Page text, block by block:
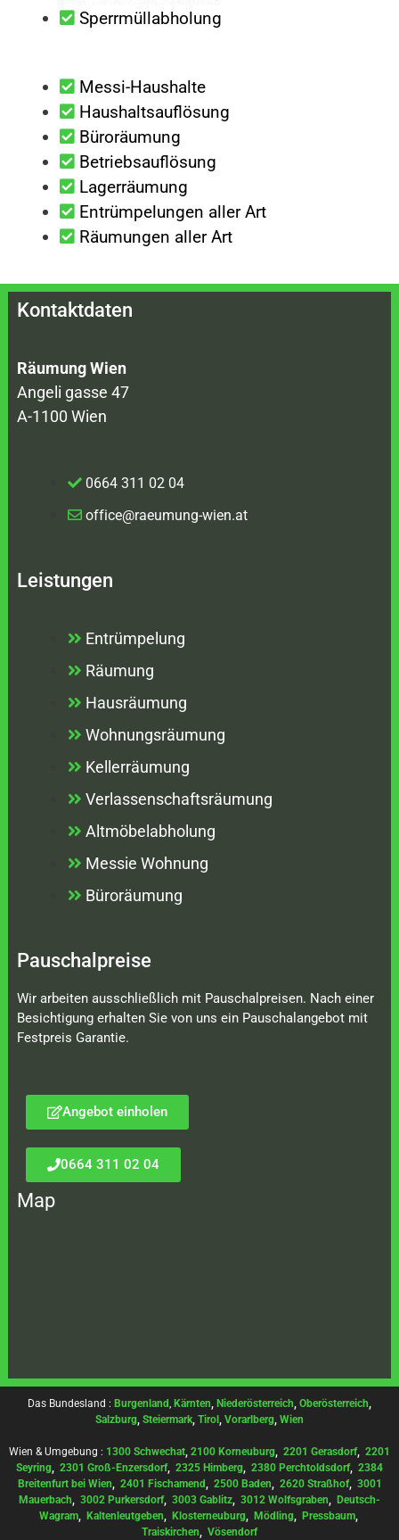
Sperrmüllabholung
Messi-Haushalte
Haushaltsauflösung
Büroräumung
Betriebsauflösung
Lagerräumung
Entrümpelungen aller Art
Räumungen aller Art
Kontaktdaten
Räumung Wien
Angeli gasse 47
A-1100 Wien
0664 311 02 04
office@raeumung-wien.at
Leistungen
Entrümpelung
Räumung
Hausräumung
Wohnungsräumung
Kellerräumung
Verlassenschaftsräumung
Altmöbelabholung
Messie Wohnung
Büroräumung
Pauschalpreise
Wir arbeiten ausschließlich mit Pauschalpreisen. Nach einer
Besichtigung erhalten Sie von uns ein Pauschalangebot mit
Festpreis Garantie.
Angebot einholen
0664 311 02 04
Map
Das Bundesland : Burgenland Kärnten Niederösterreich Oberösterreich
Salzburg Steiermark Tirol Vorarlberg Wien
Wien & Umgebung : 1300 Schwechat 2100 Korneuburg 2201 Gerasdorf, 2201
Seyring
2301 Groß-Enzersdorf, 2325 Himberg 2380 Perchtoldsdorf, 2384
Breitenfurt bei Wien
2401 Fischamend 2500 Baden 2620 Straßhof, 3001
Mauerbach
3002 Purkersdorf, 3003 Gablitz 3012 Wolfsgraben
Deutsch-
Wagram, Kaltenleutgeben Klosterneuburg, Mödling, Pressbaum,
Traiskirchen
Vösendorf